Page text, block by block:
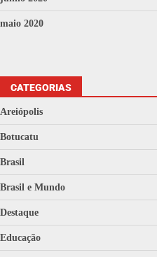
maio 2020
CATEGORIAS
Areiópolis
Botucatu
Brasil
Brasil e Mundo
Destaque
Educação